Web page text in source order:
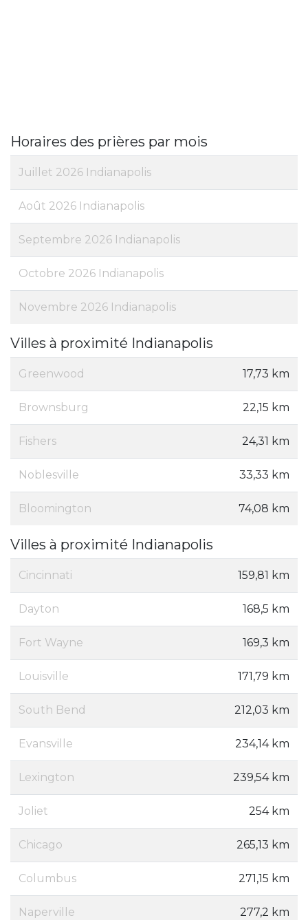
Horaires des prières par mois
Juillet 2026 Indianapolis
Août 2026 Indianapolis
Septembre 2026 Indianapolis
Octobre 2026 Indianapolis
Novembre 2026 Indianapolis
Villes à proximité Indianapolis
Greenwood 17,73 km
Brownsburg 22,15 km
Fishers 24,31 km
Noblesville 33,33 km
Bloomington 74,08 km
Villes à proximité Indianapolis
Cincinnati 159,81 km
Dayton 168,5 km
Fort Wayne 169,3 km
Louisville 171,79 km
South Bend 212,03 km
Evansville 234,14 km
Lexington 239,54 km
Joliet 254 km
Chicago 265,13 km
Columbus 271,15 km
Naperville 277,2 km